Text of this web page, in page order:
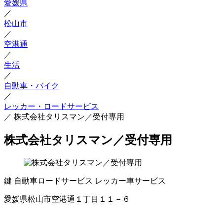
愛媛県
／
松山市
／
空港通
／
生活
／
自動車・バイク
／
レッカー・ロードサービス
／ 株式会社タリスマン／受付専用
株式会社タリスマン／受付専用
鍵 自動車ロードサービス レッカー車サービス
愛媛県松山市空港通１丁目１１－６